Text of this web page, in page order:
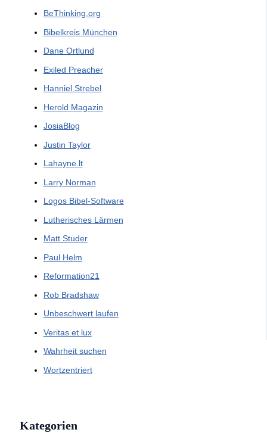
BeThinking.org
Bibelkreis München
Dane Ortlund
Exiled Preacher
Hanniel Strebel
Herold Magazin
JosiaBlog
Justin Taylor
Lahayne.lt
Larry Norman
Logos Bibel-Software
Lutherisches Lärmen
Matt Studer
Paul Helm
Reformation21
Rob Bradshaw
Unbeschwert laufen
Veritas et lux
Wahrheit suchen
Wortzentriert
Kategorien